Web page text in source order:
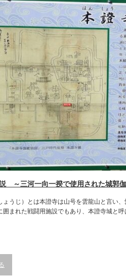
～三河一向一揆で使用された城郭
ょうじ）とは本證寺は山号を雲龍山と言い
囲まれた戦闘用施設でもあり、本證寺城と